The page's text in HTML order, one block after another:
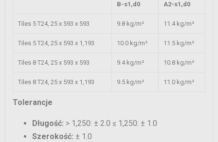
B-s1,d0 A2-s1,d0
Tiles 5 T24, 25 x 593 x 593 9.8 kg/m² 11.4 kg/m²
Tiles 5 T24, 25 x 593 x 1,193 10.0 kg/m² 11.5 kg/m²
Tiles 8 T24, 25 x 593 x 593 9.4 kg/m² 10.8 kg/m²
Tiles 8 T24, 25 x 593 x 1,193 9.5 kg/m² 11.0 kg/m²
Tolerancje
Długość: > 1,250: ± 2.0 ≤ 1,250: ± 1.0
Szerokość: ± 1.0